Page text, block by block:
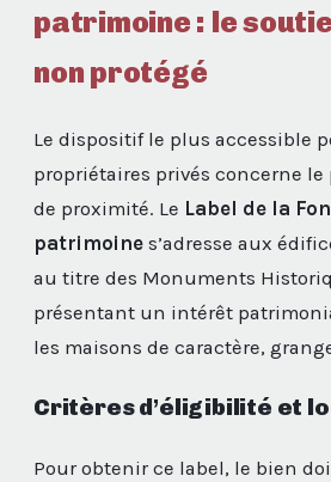
patrimoine : le
non protégé
Le dispositif le plus accessible
propriétaires privés concerne
de proximité. Le Label de la
patrimoine s’adresse aux
au titre des Monuments
présentant un intérêt
les maisons de caractère,
Critères d’éligibilité et
Pour obtenir ce label, le bien